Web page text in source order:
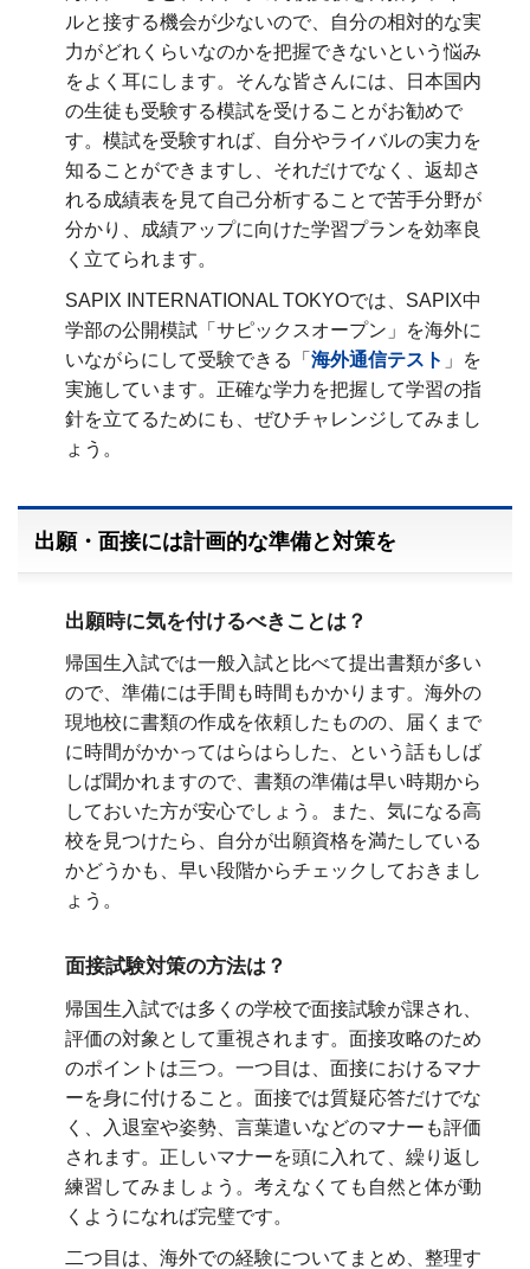
ルと接する機会が少ないので、自分の相対的な実
力がどれくらいなのかを把握できないという悩み
をよく耳にします。そんな皆さんには、日本国内
の生徒も受験する模試を受けることがお勧めで
す。模試を受験すれば、自分やライバルの実力を
知ることができますし、それだけでなく、返却さ
れる成績表を見て自己分析することで苦手分野が
分かり、成績アップに向けた学習プランを効率良
く立てられます。
SAPIX INTERNATIONAL TOKYOでは、SAPIX中
学部の公開模試「サピックスオープン」を海外に
いながらにして受験できる「 海外通信テスト 」を
実施しています。正確な学力を把握して学習の指
針を立てるためにも、ぜひチャレンジしてみまし
ょう。
出願・面接には計画的な準備と対策を
出願時に気を付けるべきことは？
帰国生入試では一般入試と比べて提出書類が多い
ので、準備には手間も時間もかかります。海外の
現地校に書類の作成を依頼したものの、届くまで
に時間がかかってはらはらした、という話もしば
しば聞かれますので、書類の準備は早い時期から
しておいた方が安心でしょう。また、気になる高
校を見つけたら、自分が出願資格を満たしている
かどうかも、早い段階からチェックしておきまし
ょう。
面接試験対策の方法は？
帰国生入試では多くの学校で面接試験が課され、
評価の対象として重視されます。面接攻略のため
のポイントは三つ。一つ目は、面接におけるマナ
ーを身に付けること。面接では質疑応答だけでな
く、入退室や姿勢、言葉遣いなどのマナーも評価
されます。正しいマナーを頭に入れて、繰り返し
練習してみましょう。考えなくても自然と体が動
くようになれば完璧です。
二つ目は、海外での経験についてまとめ、整理す